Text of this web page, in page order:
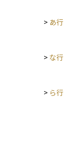
部位の皮膚の赤
> あ行
> な行
> ら行